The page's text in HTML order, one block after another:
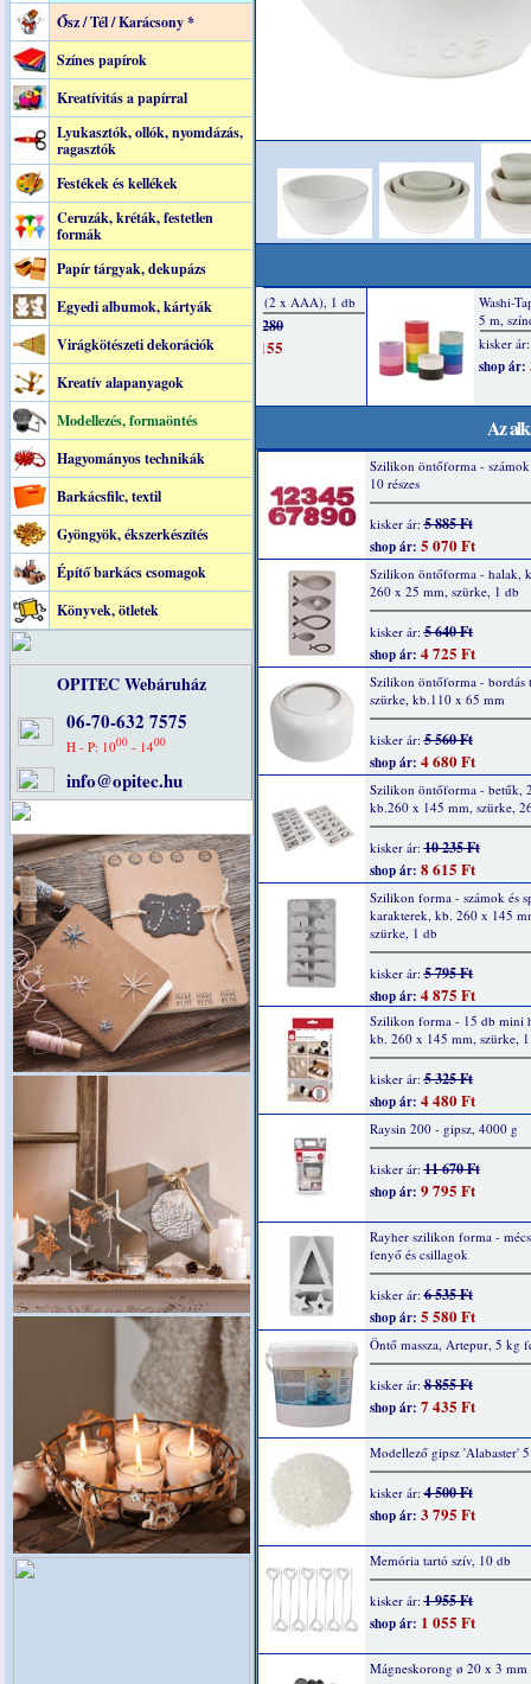
Ősz / Tél / Karácsony *
Színes papírok
Kreatívitás a papírral
Lyukasztók, ollók, nyomdázás,
ragasztók
Festékek és kellékek
Ceruzák, kréták, festetlen
formák
Papír tárgyak, dekupázs
Egyedi albumok, kártyák
Virágkötészeti dekorációk
Kreatív alapanyagok
Modellezés, formaöntés
Hagyományos technikák
Barkácsfilc, textil
Gyöngyök, ékszerkészítés
Építő barkács csomagok
Könyvek, ötletek
OPITEC Webáruház
06-70-632 7575
H - P: 1000 - 1400
info@opitec.hu
Az
Szilikon öntőforma -
10 részes
kisker ár:5 885 Ft
shop ár: 5 070 Ft
Szilikon öntőforma - halak,
260 x 25 mm, szürke, 1 db
kisker ár:5 640 Ft
shop ár: 4 725 Ft
Szilikon öntőforma - bordás
szürke, kb.110 x 65 mm
kisker ár:5 560 Ft
shop ár: 4 680 Ft
Szilikon öntőforma - betűk,
kb.260 x 145 mm, szürke,
kisker ár:10 235 Ft
shop ár: 8 615 Ft
Szilikon forma - számok és
karakterek, kb. 260 x 145
szürke, 1 db
kisker ár:5 795 Ft
shop ár: 4 875 Ft
Szilikon forma - 15 db mini
kb. 260 x 145 mm, szürke,
kisker ár:5 325 Ft
shop ár: 4 480 Ft
Raysin 200 - gipsz, 4000 g
kisker ár:11 670 Ft
shop ár: 9 795 Ft
Rayher szilikon forma -
fenyő és csillagok
kisker ár:6 535 Ft
shop ár: 5 580 Ft
Öntő massza, Artepur, 5 kg
kisker ár:8 855 Ft
shop ár: 7 435 Ft
Modellező gipsz 'Alabaster'
kisker ár:4 500 Ft
shop ár: 3 795 Ft
Memória tartó szív, 10 db
kisker ár:1 955 Ft
shop ár: 1 055 Ft
Mágneskorong ø 20 x 3 mm